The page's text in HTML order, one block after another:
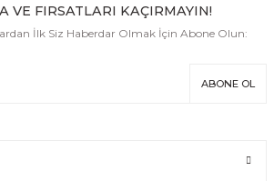
VE FIRSATLARI KAÇIRMAYIN!
İlk Siz Haberdar Olmak İçin Abone Olun:
ABONE OL